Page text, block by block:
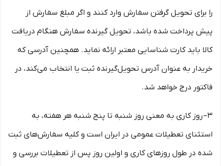
را برای تحویل گرفتن سفارش وارد کنند و اگر مبلغ سفارش از
پیش پرداخت شده باشد، تحویل گیرنده سفارش هنگام دریافت
کالا باید کارت شناسایی معتبر ارائه نماید. همچنین آدرسی که
خریدار به عنوان آدرس تحویل‌گیرنده ثبت یا انتخاب می‌کند، در
فاکتور درج خواهد شد.
3– روز کاری به معنی روز شنبه تا پنج شنبه هر هفته، به
استثنای تعطیلات عمومی در ایران است و کلیه سفارش‏‌های ثبت
شده در طول روزهای کاری و اولین روز پس از تعطیلات بررسی و